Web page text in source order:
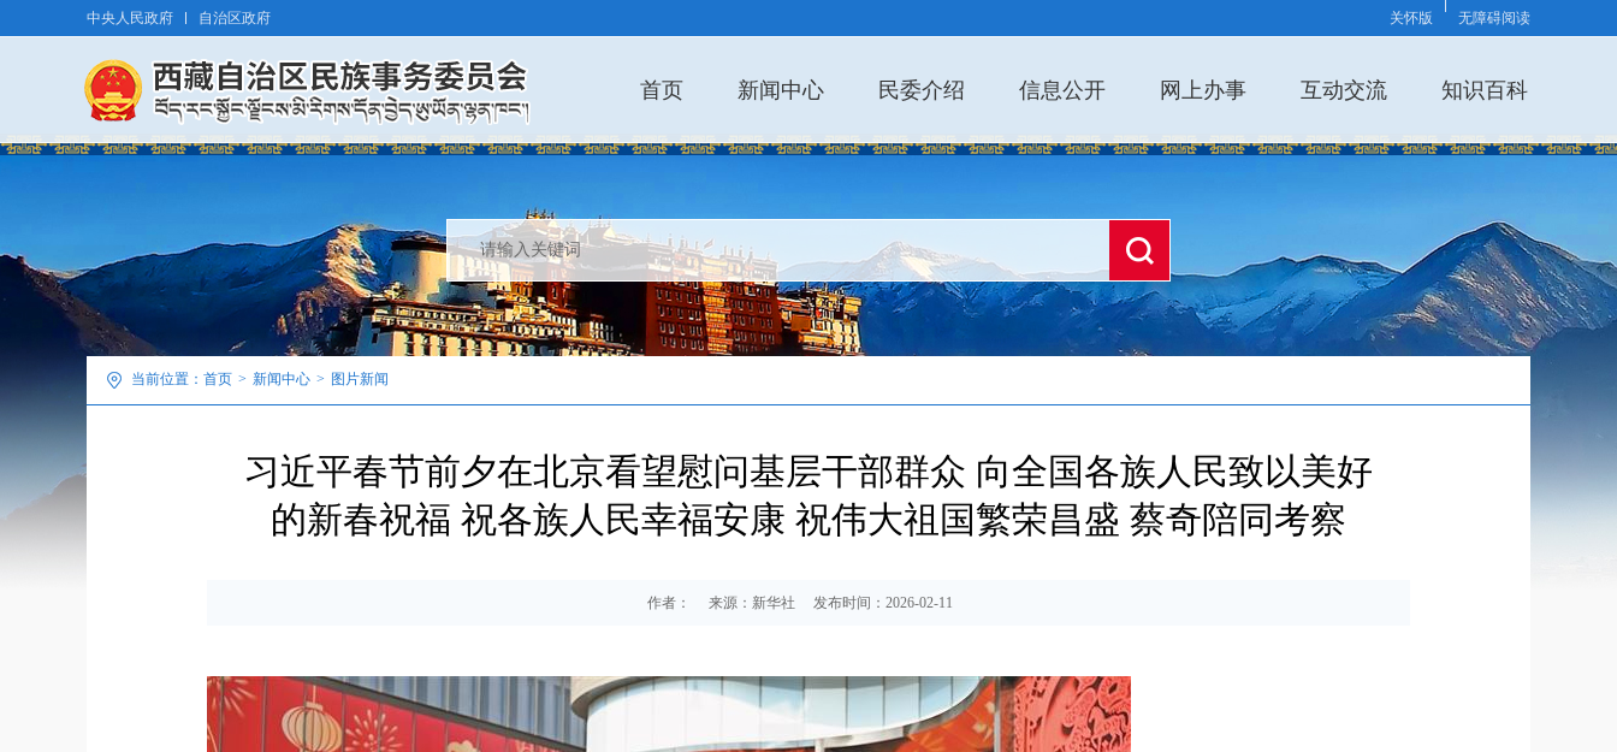
中央人民政府 自治区政府 无障碍阅读
关怀版
首页 新闻中心 民委介绍 信息公开 网上办事 互动交流 知识百科
当前位置： 首页 > 新闻中心 > 图片新闻
习近平春节前夕在北京看望慰问基层干部群众 向全国各族人民致以美好
的新春祝福 祝各族人民幸福安康 祝伟大祖国繁荣昌盛 蔡奇陪同考察
作者： 来源：新华社 发布时间：2026-02-11